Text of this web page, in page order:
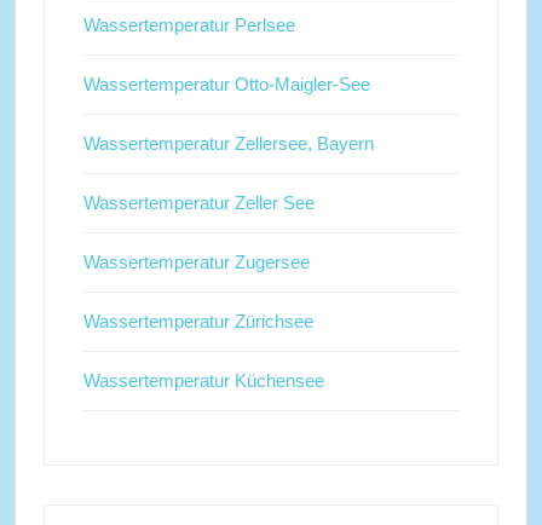
Wassertemperatur Perlsee
Wassertemperatur Otto-Maigler-See
Wassertemperatur Zellersee, Bayern
Wassertemperatur Zeller See
Wassertemperatur Zugersee
Wassertemperatur Zürichsee
Wassertemperatur Küchensee